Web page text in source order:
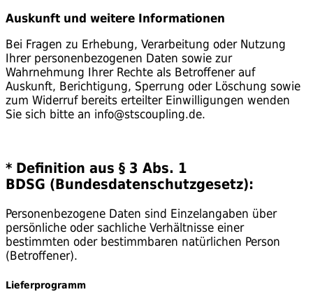
Auskunft und weitere Informationen
Bei Fragen zu Erhebung, Verarbeitung oder Nutzung
Ihrer personenbezogenen Daten sowie zur
Wahrnehmung Ihrer Rechte als Betroffener auf
Auskunft, Berichtigung, Sperrung oder Löschung sowie
zum Widerruf bereits erteilter Einwilligungen wenden
Sie sich bitte an info@stscoupling.de.
* Definition aus § 3 Abs. 1
BDSG (Bundesdatenschutzgesetz):
Personenbezogene Daten sind Einzelangaben über
persönliche oder sachliche Verhältnisse einer
bestimmten oder bestimmbaren natürlichen Person
(Betroffener).
Lieferprogramm